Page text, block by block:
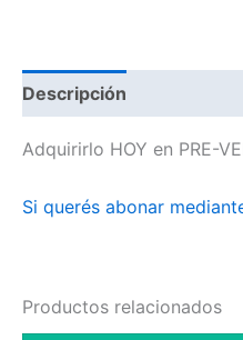
Descripción
Adquirirlo HOY en PRE-
Si querés abonar
Productos relacionados